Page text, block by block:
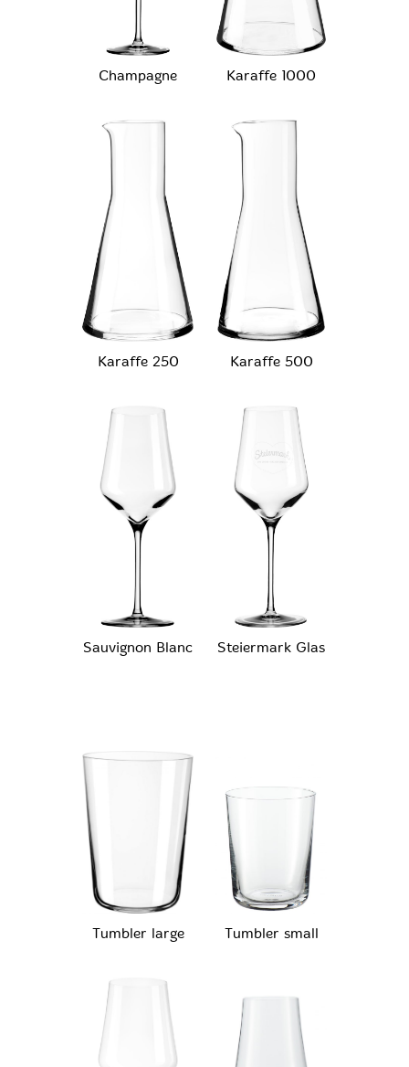
Champagne Karaffe 1000
Karaffe 250 Karaffe 500
Sauvignon Blanc Steiermark Glas
Tumbler large Tumbler small